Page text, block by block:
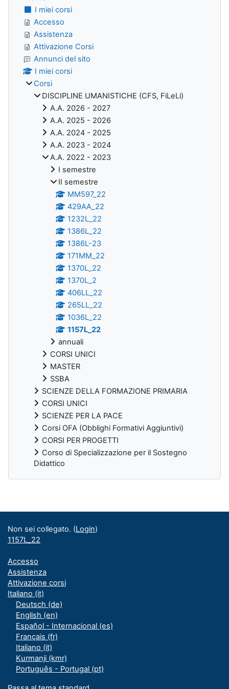
I miei corsi
Accesso
Assistenza
Attivazione Corsi
Annunci del sito
I miei corsi
Corsi
DISCIPLINE UMANISTICHE (CFS, FiLeLi)
A.A. 2026 - 2027
A.A. 2025 - 2026
A.A. 2024 - 2025
A.A. 2023 - 2024
A.A. 2022 - 2023
I semestre
II semestre
MM597_22
429AA_22
1232L_22
1386L_22
1386L-23
171MM_22
1370L_22
1370L_2
406LL_22
265LL_22
1036L_22
1157L_22
annuali
CORSI UNICI
MASTER
SSBA
SCIENZE DELLA FORMAZIONE PRIMARIA
CORSI UNICI
SCIENZE PER LA PACE
Corsi OFA (Obblighi Formativi Aggiuntivi)
CORSI PER PROGETTI
Corso di Specializzazione per il Sostegno
Didattico
Non sei collegato. (Login)
1157L_22
Accesso
Assistenza
Attivazione corsi
Italiano ‎(it)‎
Deutsch ‎(de)‎
English ‎(en)‎
Español - Internacional ‎(es)‎
Français ‎(fr)‎
Italiano ‎(it)‎
Kurmanji ‎(kmr)‎
Português - Portugal ‎(pt)‎